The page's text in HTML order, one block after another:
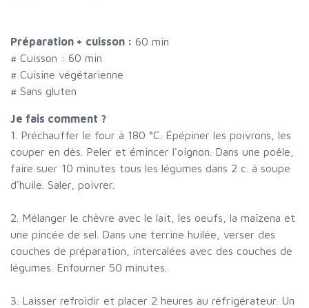
Préparation + cuisson : 60 min
# Cuisson : 60 min
# Cuisine végétarienne
# Sans gluten
Je fais comment ?
1. Préchauffer le four à 180 °C. Épépiner les poivrons, les
couper en dès. Peler et émincer l'oignon. Dans une poêle,
faire suer 10 minutes tous les légumes dans 2 c. à soupe
d'huile. Saler, poivrer.
2. Mélanger le chèvre avec le lait, les oeufs, la maïzena et
une pincée de sel. Dans une terrine huilée, verser des
couches de préparation, intercalées avec des couches de
légumes. Enfourner 50 minutes.
3. Laisser refroidir et placer 2 heures au réfrigérateur. Un